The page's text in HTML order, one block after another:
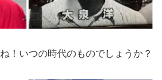
！いつの時代のものでしょうか？